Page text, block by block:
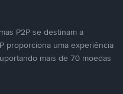
P2P se destinam a
proporciona uma experiência
mais de 70 moedas